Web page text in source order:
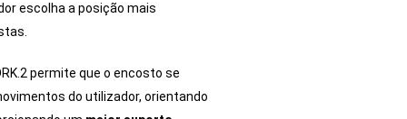
escolha a posição mais
permite que o encosto se
do utilizador, orientando